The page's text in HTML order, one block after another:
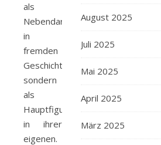
als
Nebendarstellerin
in
fremden
Geschichten,
sondern
als
Hauptfigur
in ihrer
eigenen.
August 2025
Juli 2025
Mai 2025
April 2025
März 2025